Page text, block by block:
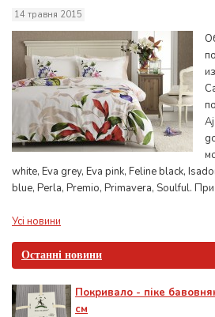
Останні новини
Покривало - піке
см
14 травня 2015
white, Eva grey, Eva pink, Feline black,
blue, Perla, Premio, Primavera, Soulful.
Усі новини